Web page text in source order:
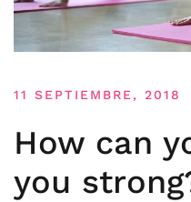
11 SEPTIEMBRE, 2018
How can
you